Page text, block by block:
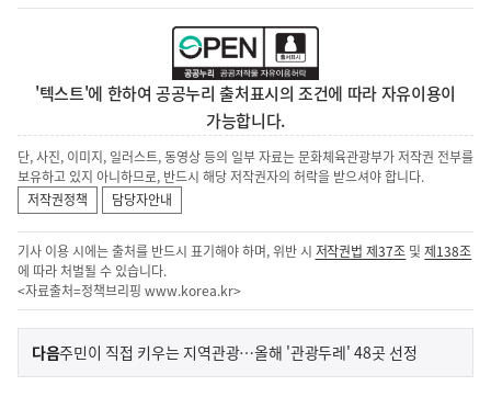
'텍스트'에 한하여 공공누리 출처표시의 조건에 따라 자유이용이
가능합니다.
단, 사진, 이미지, 일러스트, 동영상 등의 일부 자료는 문화체육관광부가 저작권 전부를
보유하고 있지 아니하므로, 반드시 해당 저작권자의 허락을 받으셔야 합니다.
저작권정책
담당자안내
기사 이용 시에는 출처를 반드시 표기해야 하며, 위반 시 저작권법 제37조 및제138조
에 따라 처벌될 수 있습니다.
<자료출처=정책브리핑 www.korea.kr>
이
전
다음기
사
주민이 직접 키우는 지역관광…올해 '관광두레' 48곳 선정